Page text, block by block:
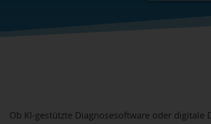
Ob KI-gestützte Diagnosesoftware oder digitale